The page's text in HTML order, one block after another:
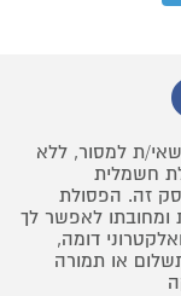
ת למסור, ללא
חשמלית
זה. הפסולת
לאפשר לך
דומה,
או תמורה